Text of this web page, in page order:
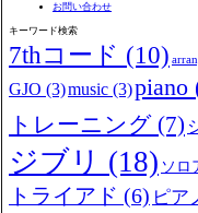
お問い合わせ
キーワード検索
7thコード (10)
GJO (3)music (3)piano
トレーニング (7)
ジブリ (18) ソロ
トライアド (6) ピア